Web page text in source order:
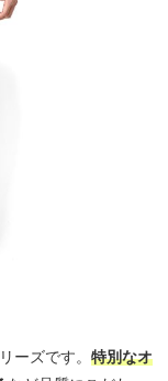
ーズです。 特別なオ